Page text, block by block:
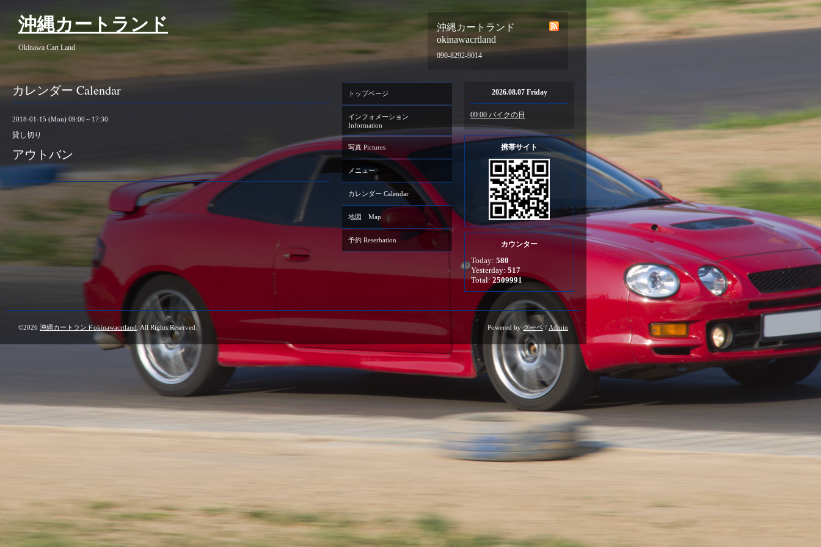
沖縄カートランド
okinawacrtland
090-8292-9014
沖縄カートランド
Okinawa Cart Land
カレンダー Calendar
2018-01-15 (Mon) 09:00～17:30
貸し切り
アウトバン
トップページ
インフォメーション
Information
写真 Pictures
メニュー
カレンダー Calendar
地図 Map
予約 Reserbation
2026.08.07 Friday
09:00 バイクの日
携帯サイト
カウンター
Today: 580
Yesterday: 517
Total:2509991
©2026 沖縄カートランドokinawacrtland . All Rights Reserved. Powered by グーペ / Admin